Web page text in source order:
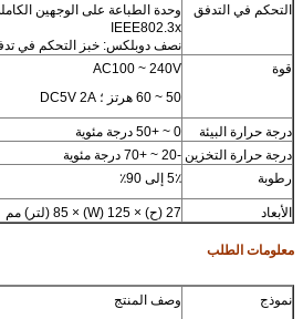
التحكم في التدفق
وحدة الطباعة على الوجهين
IEEE802.3x
نصف دوبلكس: خبز التحكم في
قوة
AC100 ~ 240V
50
~ 60 هرتز ؛ DC5V 2A
درجة حرارة البيئة 0
~
+50
درجة مئوية
درجة حرارة التخزين -20
~
+70
درجة مئوية
رطوبة
5٪ إلى 90٪
الأبعاد 27 (ح) × 125 (W) × 85 (لتر) مم
معلومات الطلب
نموذج وصف المنتج